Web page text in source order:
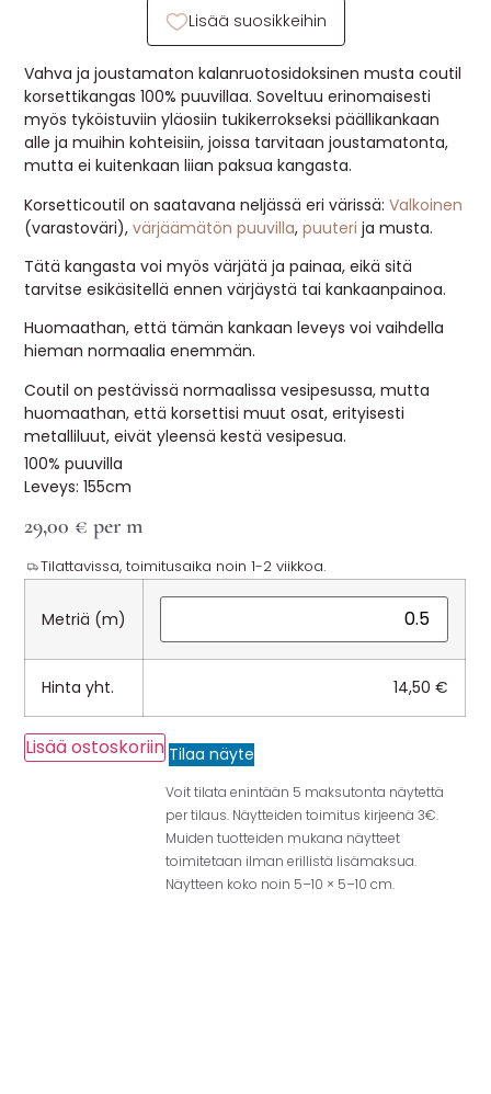
🔖 OUTLET
OHJEITA
USEIN KYSYTTYÄ
OTA YHTEYTTÄ
Vahva ja joustamaton kalanruotosidoksinen musta coutil
korsettikangas 100% puuvillaa. Soveltuu erinomaisesti
myös tyköistuviin yläosiin tukikerrokseksi päällikankaan
alle ja muihin kohteisiin, joissa tarvitaan joustamatonta,
mutta ei kuitenkaan liian paksua kangasta.
Korsetticoutil on saatavana neljässä eri värissä:Valkoinen
(varastoväri),värjäämätön puuvilla,puuteri ja musta.
Tätä kangasta voi myös värjätä ja painaa, eikä sitä
tarvitse esikäsitellä ennen värjäystä tai kankaanpainoa.
Huomaathan, että tämän kankaan leveys voi vaihdella
hieman normaalia enemmän.
Coutil on pestävissä normaalissa vesipesussa, mutta
huomaathan, että korsettisi muut osat, erityisesti
metalliluut, eivät yleensä kestä vesipesua.
100% puuvilla
Leveys: 155cm
29,00 € per m
Tilattavissa, toimitusaika noin 1-2 viikkoa.
Metriä (m)
Hinta yht. 14,50€
Lisää ostoskoriin Tilaa näyte
Voit tilata enintään 5 maksutonta näytettä
per tilaus. Näytteiden toimitus kirjeenä 3€.
Muiden tuotteiden mukana näytteet
toimitetaan ilman erillistä lisämaksua.
Näytteen koko noin 5–10 × 5–10 cm.
Lisää suosikkeihin